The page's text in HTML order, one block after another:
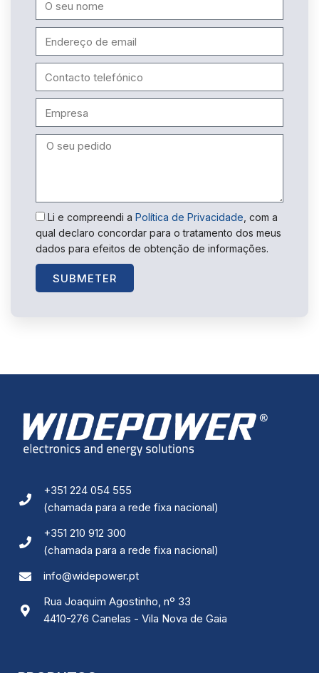
Li e compreendi a Política de Privacidade , com a
qual declaro concordar para o tratamento dos meus
dados para efeitos de obtenção de informações.
SUBMETER
+351 224 054 555
(chamada para a rede fixa nacional)
+351 210 912 300
(chamada para a rede fixa nacional)
info@widepower.pt
Rua Joaquim Agostinho, nº 33
4410-276 Canelas - Vila Nova de Gaia